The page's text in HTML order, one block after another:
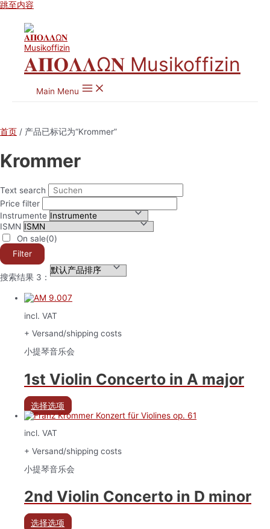
跳至内容
𝚨𝚷𝚶𝚲𝚲Ω𝚴 Musikoffizin
Main Menu
首页 / 产品已标记为“Krommer”
Krommer
Text search
Price filter
Instrumente
ISMN
On sale(0)
Filter
搜索结果 3：
incl. VAT
+ Versand/shipping costs
小提琴音乐会
1st Violin Concerto in A major
选择选项
incl. VAT
+ Versand/shipping costs
小提琴音乐会
2nd Violin Concerto in D minor
选择选项